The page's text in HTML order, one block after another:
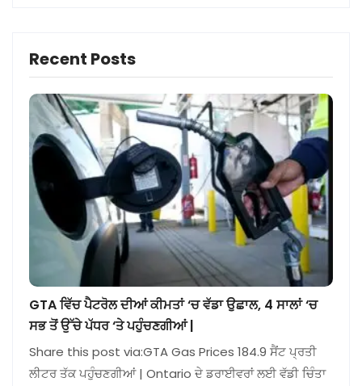
Recent Posts
GTA ਵਿੱਚ ਪੈਟਰੋਲ ਦੀਆਂ ਕੀਮਤਾਂ ‘ਚ ਵੱਡਾ ਉਛਾਲ, 4 ਸਾਲਾਂ ‘ਚ
ਸਭ ਤੋਂ ਉੱਚੇ ਪੱਧਰ ‘ਤੇ ਪਹੁੰਚਣਗੀਆਂ |
Share this post via:GTA Gas Prices 184.9 ਸੈਂਟ ਪ੍ਰਤੀ
ਲੀਟਰ ਤੱਕ ਪਹੁੰਚਣਗੀਆਂ | Ontario ਦੇ ਡਰਾਈਵਰਾਂ ਲਈ ਵੱਡੀ ਚਿੰਤਾ